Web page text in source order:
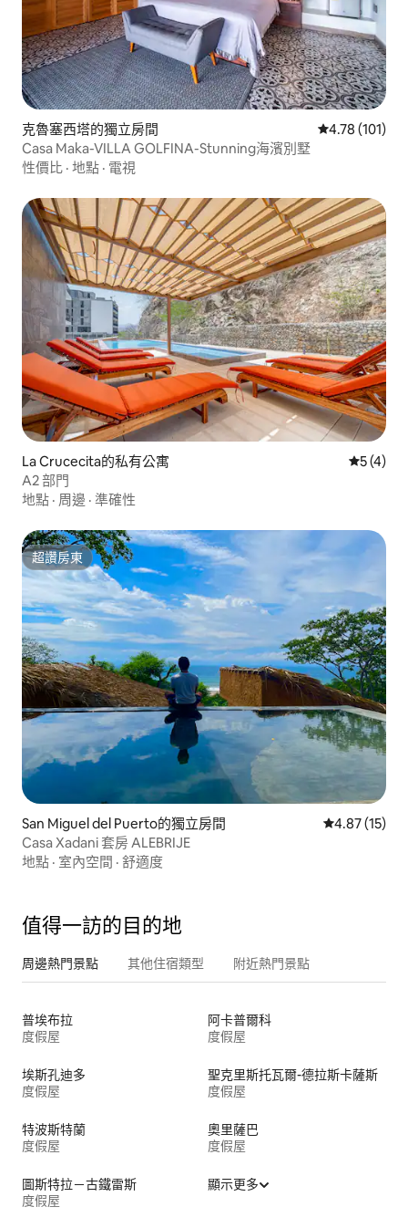
克魯塞西塔的獨立房間 從 101 則評價
4.78 (101)
Casa Maka-VILLA GOLFINA-Stunning海濱別墅
性價比 · 地點 · 電視
La Crucecita的私有公寓 從 4 則評
5 (4)
A2 部門
地點 · 周邊 · 準確性
超讚房東
超讚房東
San Miguel del Puerto的獨立房間 從 15 則評價
4.87 (15)
Casa Xadani 套房 ALEBRIJE
地點 · 室內空間 · 舒適度
值得一訪的目的地
周邊熱門景點 其他住宿類型 附近熱門景點
普埃布拉
度假屋
阿卡普爾科
度假屋
埃斯孔迪多
度假屋
聖克里斯托瓦爾-德拉斯卡薩斯
度假屋
特波斯特蘭
度假屋
奧里薩巴
度假屋
圖斯特拉－古鐵雷斯
度假屋
顯示更多